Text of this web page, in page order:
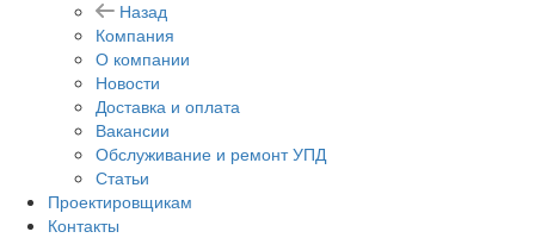
Назад
Компания
О компании
Новости
Доставка и оплата
Вакансии
Обслуживание и ремонт УПД
Статьи
Проектировщикам
Контакты